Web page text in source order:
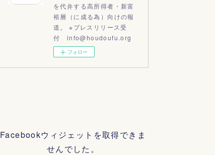
を代弁する高所得者・新富
裕層（に成る為）向けの報
道。 ※プレスリリース受
付 info@houdoufu.org
フォロー
Facebookウィジェットを取得できま
せんでした。